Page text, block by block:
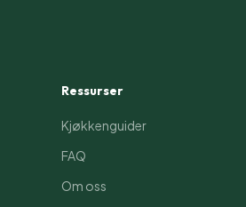
Ressurser
Kjøkkenguider
FAQ
Om oss